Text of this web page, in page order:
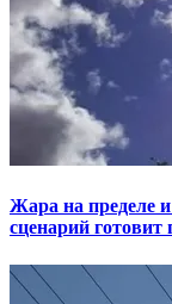
Жара на пределе
сценарий готовит